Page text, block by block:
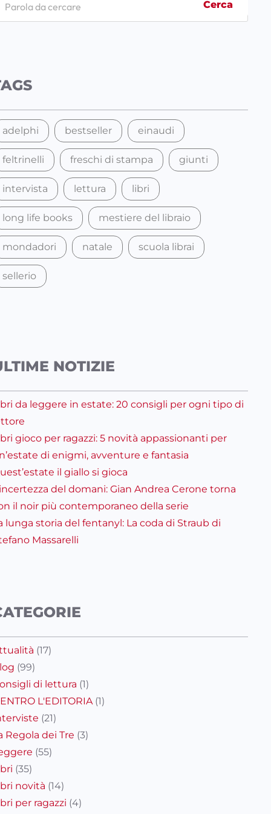
Cerca
adelphi bestseller einaudi
feltrinelli freschi di stampa giunti
intervista lettura libri
long life books mestiere del libraio
mondadori natale scuola librai
sellerio
NOTIZIE
da leggere in estate: 20 consigli per ogni tipo di
gioco per ragazzi: 5 novità appassionanti per
di enigmi, avventure e fantasia
il giallo si gioca
del domani: Gian Andrea Cerone torna
il noir più contemporaneo della serie
lunga storia del fentanyl: La coda di Straub di
Massarelli
(17)
(99)
di lettura (1)
L'EDITORIA (1)
(21)
Regola dei Tre (3)
(55)
(35)
novità (14)
per ragazzi (4)